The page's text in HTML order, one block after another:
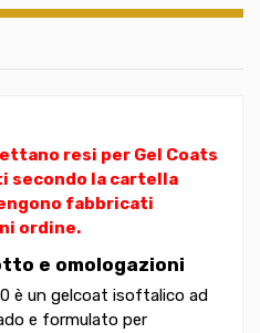
resi per Gel Coats
secondo la cartella
fabbricati
ordine.
e omologazioni
è un gelcoat isoftalico ad
e formulato per